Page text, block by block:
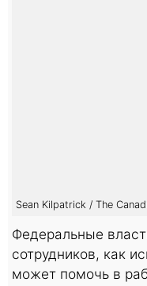
Sean Kilpatrick / The
Федеральные
сотрудников, как
может помочь в